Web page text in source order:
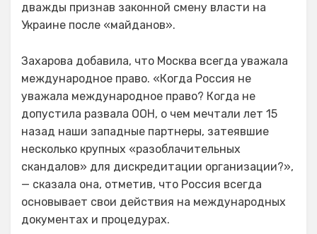
дважды признав законной смену власти на
Украине после «майданов».
Захарова добавила, что Москва всегда уважала
международное право. «Когда Россия не
уважала международное право? Когда не
допустила развала ООН, о чем мечтали лет 15
назад наши западные партнеры, затеявшие
несколько крупных «разоблачительных
скандалов» для дискредитации организации?»,
— сказала она, отметив, что Россия всегда
основывает свои действия на международных
документах и процедурах.